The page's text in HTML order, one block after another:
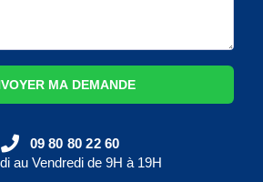
MA DEMANDE
09 80 80 22 60
au Vendredi de 9H à 19H